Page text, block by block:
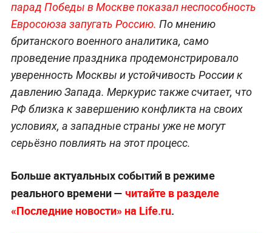
парад Победы в Москве показал неспособность
Евросоюза запугать Россию. По мнению
британского военного аналитика, само
проведение праздника продемонстрировало
уверенность Москвы и устойчивость России к
давлению Запада. Меркурис также считает, что
РФ близка к завершению конфликта на своих
условиях, а западные страны уже не могут
серьёзно повлиять на этот процесс.
Больше актуальных событий в режиме
реального времени — читайте в разделе
«Последние новости» на Life.ru.